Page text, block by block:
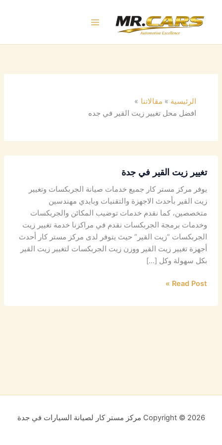
المحتوى
الرئيسية
مقالاتنا
افضل محل تغيير زيت القير في جده
تغيير زيت القير في جدة
يوفر مركز مستر كار جميع خدمات صيانة الجربكسات وتغيير
زيت القير بأحدث الاجهزة والتقنيات وبايدي مهندسين
متخصصين، كما نقدم خدمات توضيب المكائن والجربكسات
وخدمات برمجة الجربكسات نقدم في مراكزنا خدمة تغيير زيت
الجربكسات “زيت القير” حيث يتوفر لدى مركز مستر كار أحدث
أجهزة تغيير زيت القير ووزن زيت الجربكسات لتغيير زيت القير
بكل سهولة وكل […]
Read Post »
Copyright © 2026 مركز مستر كار لصيانة السيارات في جدة